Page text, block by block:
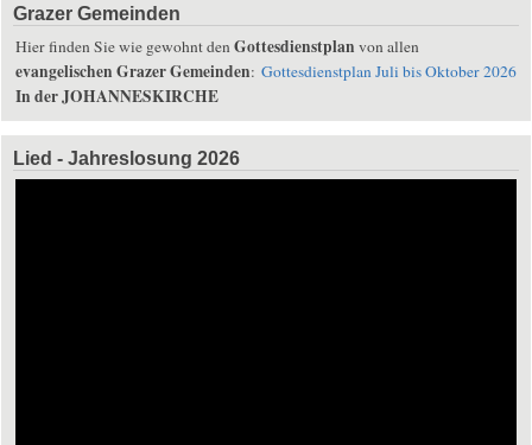
Grazer Gemeinden
Hier finden Sie wie gewohnt den Gottesdienstplan von allen
evangelischen Grazer Gemeinden: Gottesdienstplan Juli bis Oktober 2026
In der JOHANNESKIRCHE
Lied - Jahreslosung 2026